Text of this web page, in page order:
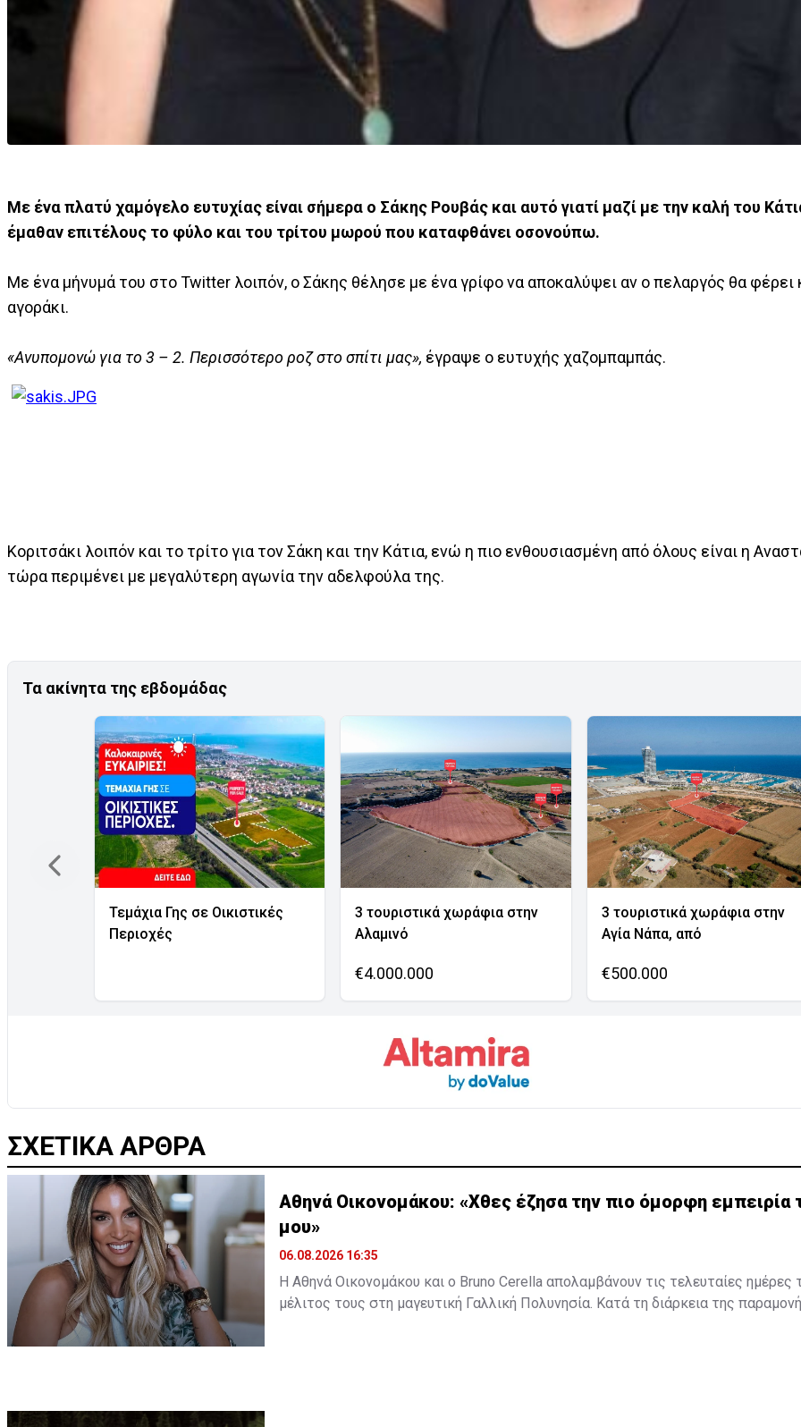
​Με ένα πλατύ χαμόγελο ευτυχίας είναι σήμερα ο Σάκης Ρουβάς και αυτό γιατί μαζί με την καλή του
έμαθαν επιτέλους το φύλο και του τρίτου μωρού που καταφθάνει οσονούπω.
Με ένα μήνυμά του στο Twitter λοιπόν, ο Σάκης θέλησε με ένα γρίφο να αποκαλύψει αν ο πελαργός θα φέρει
αγοράκι.
«Ανυπομονώ για το 3 – 2. Περισσότερο ροζ στο σπίτι μας», έγραψε ο ευτυχής χαζομπαμπάς.
Κοριτσάκι λοιπόν και το τρίτο για τον Σάκη και την Κάτια, ενώ η πιο ενθουσιασμένη από όλους είναι η
τώρα περιμένει με μεγαλύτερη αγωνία την αδελφούλα της.
Τα ακίνητα της εβδομάδας
Τεμάχια Γης σε Οικιστικές
Περιοχές
3 τουριστικά χωράφια στην
Αλαμινό
€4.000.000
3 τουριστικά χωράφια στην
Αγία Νάπα, από
€500.000
ΣΧΕΤΙΚΑ ΑΡΘΡΑ
Αθηνά Οικονομάκου: «Χθες έζησα την πιο όμορφη εμπειρία
μου»
06.08.2026 16:35
Η Αθηνά Οικονομάκου και ο Bruno Cerella απολαμβάνουν τις τελευταίες ημέρες
μέλιτος τους στη μαγευτική Γαλλική Πολυνησία. Κατά τη διάρκεια της